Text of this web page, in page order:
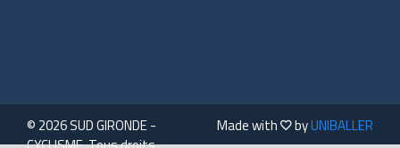
© 2026 SUD GIRONDE -
Made with byUNIBALLER